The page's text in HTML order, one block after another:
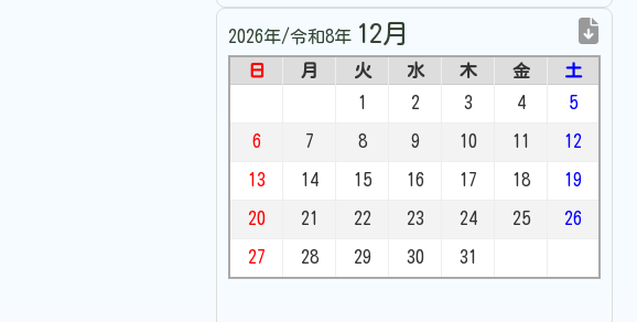
2026年/令和8年 12月
日 月 火 水 木 金
土
1
2 3 4 5
6 7 8 9 10 11 12
13 14 15 16 17 18 19
20 21 22 23 24 25 26
27 28 29 30 31